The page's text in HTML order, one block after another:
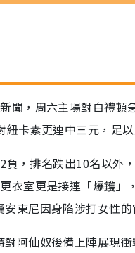
聞，周六主場對白禮
卡素更連中三元，足
，排名跌出10名以外
衣室更是接連「爆鑊
東尼因身陷涉打女性
阿仙奴後備上陣展現